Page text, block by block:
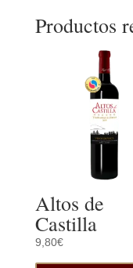
Productos
Altos de
Castilla
9,80€